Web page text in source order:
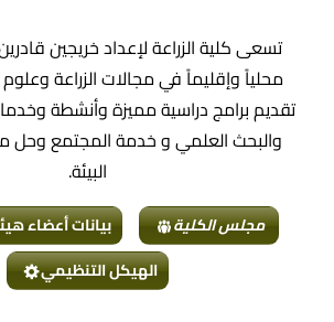
تسعى كلية الزراعة لإعداد خريجين
محلياً وإقليماً في مجالات الزراعة
تقديم برامج دراسية مميزة وأنشطة
والبحث العلمي و خدمة المجتمع وحل
البيئة.
مجلس الكلية
بيانات أعضاء
الهيكل التنظيمي